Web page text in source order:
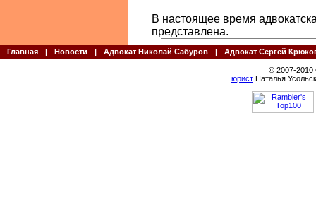
В настоящее время
представлена.
Главная | Новости | Адвокат Николай Сабуров | Адвокат Сергей
© 2007-
юрист Наталья